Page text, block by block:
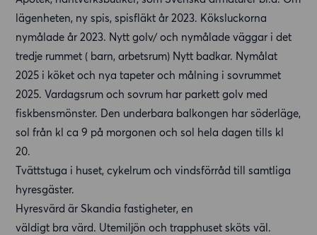
lägenheten, ny spis, spisfläkt år 2023. Köksluckorna
nymålade år 2023. Nytt golv/ och nymålade väggar i det
tredje rummet ( barn, arbetsrum) Nytt badkar. Nymålat
2025 i köket och nya tapeter och målning i sovrummet
2025. Vardagsrum och sovrum har parkett golv med
fiskbensmönster. Den underbara balkongen har söderläge,
sol från kl ca 9 på morgonen och sol hela dagen tills kl
20.
Tvättstuga i huset, cykelrum och vindsförråd till samtliga
hyresgäster.
Hyresvärd är Skandia fastigheter, en
väldigt bra värd. Utemiljön och trapphuset sköts väl.